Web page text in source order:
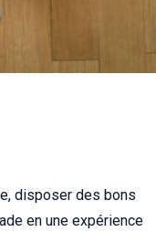
disposer des bons
en une expérience